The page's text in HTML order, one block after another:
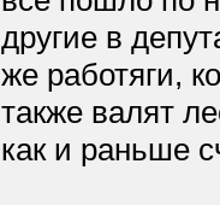
другие в
же работяги,
также валят
как и раньше